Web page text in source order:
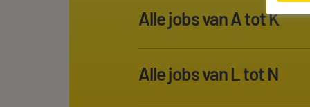
Alle jobs van A tot K
Afwasser
Alle jobs van L tot N